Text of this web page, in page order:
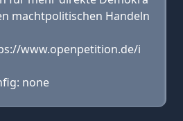
machtpolitischen Handeln
www.openpetition.de/i
none